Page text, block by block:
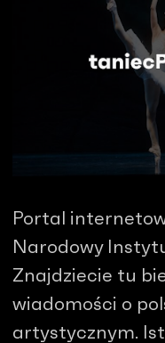
Portal
Narodowy
Znajdziecie tu
wiadomości o
artystycznym.